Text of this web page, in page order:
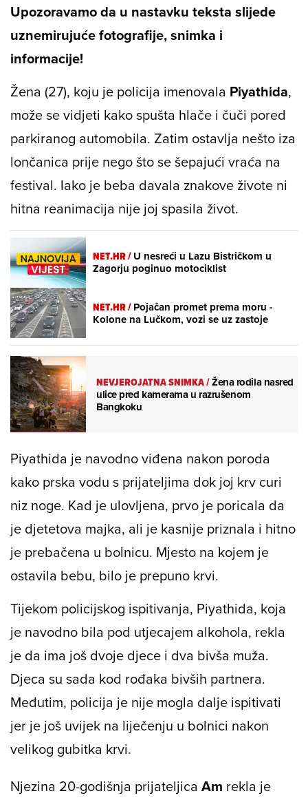
Upozoravamo da u nastavku teksta slijede
uznemirujuće fotografije, snimka i
informacije!
Žena (27), koju je policija imenovala Piyathida,
može se vidjeti kako spušta hlače i čuči pored
parkiranog automobila. Zatim ostavlja nešto iza
lončanica prije nego što se šepajući vraća na
festival. Iako je beba davala znakove živote ni
hitna reanimacija nije joj spasila život.
NET.HR /U nesreći u Lazu Bistričkom u
Zagorju poginuo motociklist
NET.HR /Pojačan promet prema moru -
Kolone na Lučkom, vozi se uz zastoje
NEVJEROJATNA SNIMKA/Žena rodila nasred
ulice pred kamerama u razrušenom
Bangkoku
Piyathida je navodno viđena nakon poroda
kako prska vodu s prijateljima dok joj krv curi
niz noge. Kad je ulovljena, prvo je poricala da
je djetetova majka, ali je kasnije priznala i hitno
je prebačena u bolnicu. Mjesto na kojem je
ostavila bebu, bilo je prepuno krvi.
Tijekom policijskog ispitivanja, Piyathida, koja
je navodno bila pod utjecajem alkohola, rekla
je da ima još dvoje djece i dva bivša muža.
Djeca su sada kod rođaka bivših partnera.
Međutim, policija je nije mogla dalje ispitivati ​​
jer je još uvijek na liječenju u bolnici nakon
velikog gubitka krvi.
Njezina 20-godišnja prijateljica Am rekla je